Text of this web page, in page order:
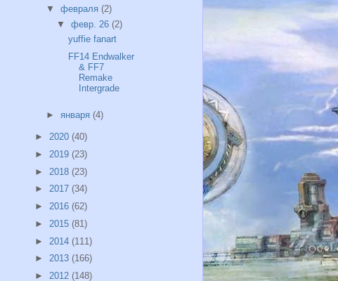
▼ февраля (2)
▼февр. 26(2)
yuffie fanart
FF14 Endwalker
& FF7
Remake
Intergrade
► января (4)
► 2020 (40)
► 2019 (23)
► 2018 (23)
► 2017 (34)
► 2016 (62)
► 2015 (81)
► 2014 (111)
► 2013 (166)
► 2012 (148)